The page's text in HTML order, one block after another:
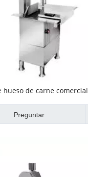
hueso de carne comercial
Preguntar